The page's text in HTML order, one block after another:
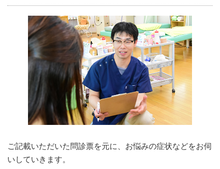
ご記載いただいた問診票を元に、お悩みの症状などをお伺
いしていきます。